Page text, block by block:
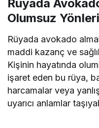
Rüyada
Olumsuz Yönleri
Rüyada avokado
maddi kazanç ve
Kişinin hayatında
işaret eden bu rüya,
harcamalar veya
uyarıcı anlamlar